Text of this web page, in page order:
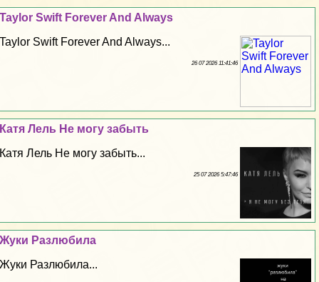
Taylor Swift Forever And Always
Taylor Swift Forever And Always...
26 07 2026 11:41:46
Катя Лель Не могу забыть
Катя Лель Не могу забыть...
25 07 2026 5:47:46
Жуки Разлюбила
Жуки Разлюбила...